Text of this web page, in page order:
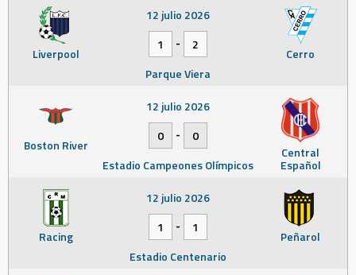
Liverpool Cerro
12 julio 2026
1
-
2
Parque Viera
Boston River Central
Español
12 julio 2026
0
-
0
Estadio Campeones Olímpicos
Racing Peñarol
12 julio 2026
1
-
1
Estadio Centenario